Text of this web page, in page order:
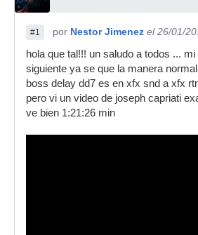
#1 por Nestor Jimenez el 26/01/
hola que tal!!! un saludo a todos ...
siguiente ya se que la manera
boss delay dd7 es en xfx snd a xfx
pero vi un video de joseph capriati
ve bien 1:21:26 min